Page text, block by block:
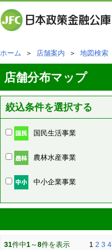
ホーム ＞ 店舗案内 ＞ 地図検索
店舗分布マップ
絞込条件を選択する
国民生活事業
農林水産事業
中小企業事業
31件中1～8件を表示 1 2 3 4